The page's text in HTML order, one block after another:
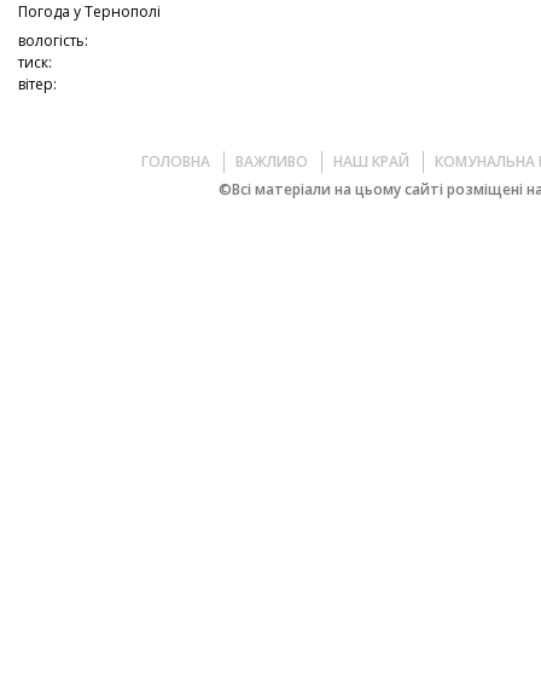
Погода уТернополі
вологість:
тиск:
вітер:
ГОЛОВНА ВАЖЛИВО НАШ КРАЙ
КОМУНАЛЬНА
©Всі матеріали на цьому сайті розміщені